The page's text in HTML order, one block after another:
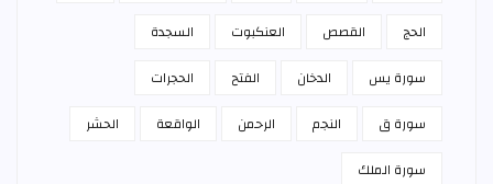
الحج
القصص العنكبوت
السجدة
سورة يس
الدخان الفتح
الحجرات
سورة ق
النجم الرحمن الواقعة
الحشر
سورة الملك